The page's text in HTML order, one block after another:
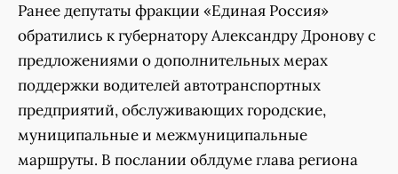
Ранее депутаты фракции «Единая Россия»
обратились к губернатору Александру Дронову с
предложениями о дополнительных мерах
поддержки водителей автотранспортных
предприятий, обслуживающих городские,
муниципальные и межмуниципальные
маршруты. В послании облдуме глава региона